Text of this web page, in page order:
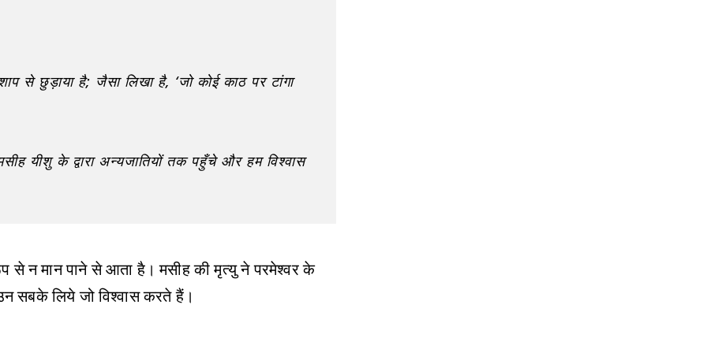
से छुड़ाया है; जैसा लिखा है, ‘जो कोई काठ पर टांगा
यीशु के द्वारा अन्यजातियों तक पहुँचे और हम विश्वास
से न मान पाने से आता है। मसीह की मृत्यु ने परमेश्वर के
सबके लिये जो विश्वास करते हैं।